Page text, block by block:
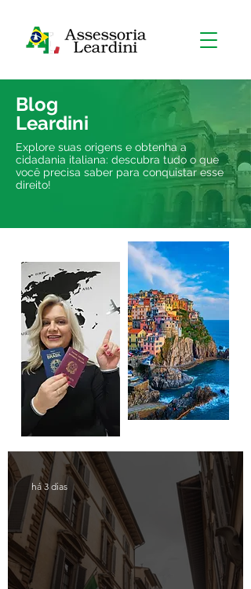
Blog
Leardini
Explore suas origens e obtenha a
cidadania italiana: descubra tudo o que
você precisa saber para conquistar esse
direito!
há 3 dias